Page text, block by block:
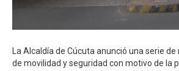
La Alcaldía de Cúcuta anunció una serie
de movilidad y seguridad con motivo de la